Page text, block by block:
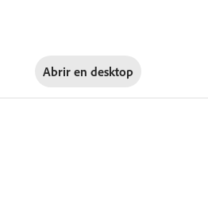
Abrir en desktop